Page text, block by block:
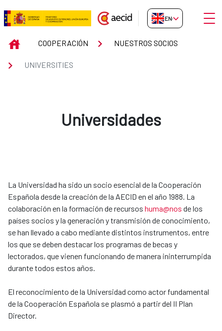
Skip to Main Content
UNIVERSITIES
EN-GB
INICIOCOOPERACIÓN NUESTROS SOCIOS
UNIVERSITIES
Universidades
La Universidad ha sido un socio esencial de la Cooperación
Española desde la creación de la AECID en el año 1988. La
colaboración en la formación de recursos huma@nos de los
países socios y la generación y transmisión de conocimiento,
se han llevado a cabo mediante distintos instrumentos, entre
los que se deben destacar los programas de becas y
lectorados, que vienen funcionando de manera ininterrumpida
durante todos estos años.
El reconocimiento de la Universidad como actor fundamental
de la Cooperación Española se plasmó a partir del II Plan
Director.